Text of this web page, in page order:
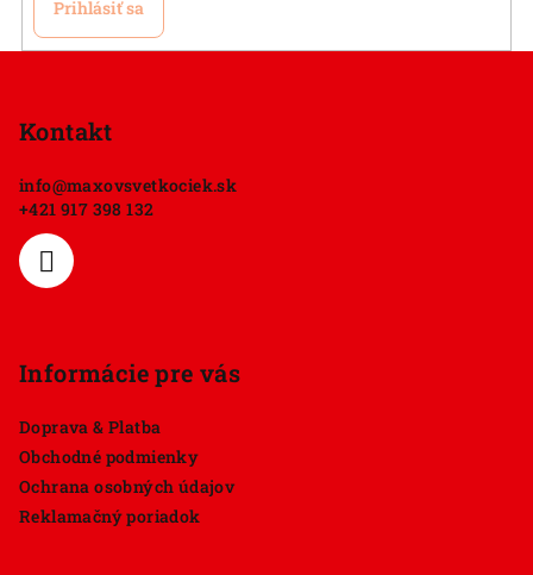
Prihlásiť sa
Kontakt
info@maxovsvetkociek.sk
+421 917 398 132
Informácie pre vás
Doprava & Platba
Obchodné podmienky
Ochrana osobných údajov
Reklamačný poriadok